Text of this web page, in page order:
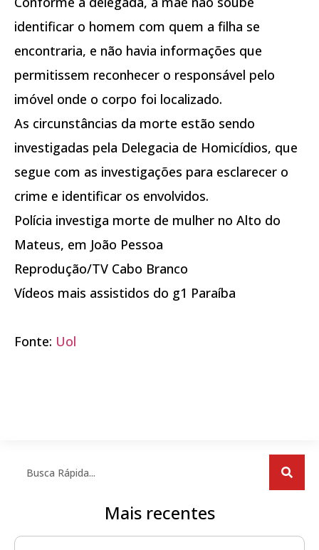
identificar o homem com quem a filha se
encontraria, e não havia informações que
permitissem reconhecer o responsável pelo
imóvel onde o corpo foi localizado.
As circunstâncias da morte estão sendo
investigadas pela Delegacia de Homicídios, que
segue com as investigações para esclarecer o
crime e identificar os envolvidos.
Polícia investiga morte de mulher no Alto do
Mateus, em João Pessoa
Reprodução/TV Cabo Branco
Vídeos mais assistidos do g1 Paraíba
Fonte: Uol
Mais recentes